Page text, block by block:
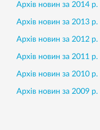
Архів новин за 2014 р.
Архів новин за 2013 р.
Архів новин за 2012 р.
Архів новин за 2011 р.
Архів новин за 2010 р.
Архів новин за 2009 р.